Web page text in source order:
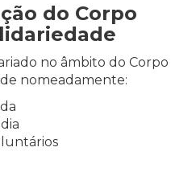
do Corpo
no âmbito do Corpo
nomeadamente: